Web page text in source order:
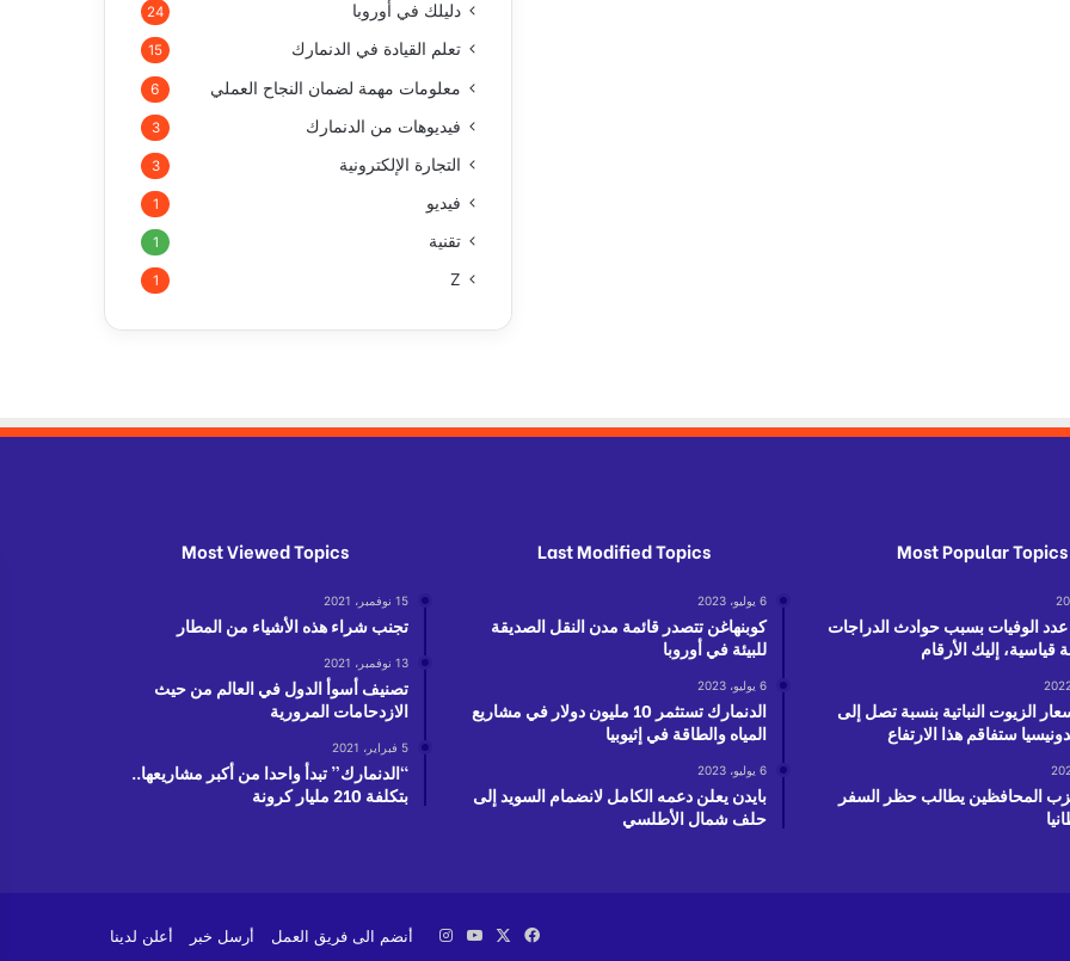
دليلك في أوروبا 24
تعلم القيادة في الدنمارك 15
معلومات مهمة لضمان النجاح العملي 6
فيديوهات من الدنمارك 3
التجارة الإلكترونية 3
فيديو 1
تقنية 1
Z
1
Most Popular Topics
الوفيات بسبب حوادث الدراجات
إليك الأرقام
الزيوت النباتية بنسبة تصل إلى
المحافظين يطالب حظر السفر
Last Modified Topics
6 يوليو، 2023
كوبنهاغن تتصدر قائمة مدن النقل الصديقة
للبيئة في أوروبا
6 يوليو، 2023
الدنمارك تستثمر 10 مليون دولار في مشاريع
المياه والطاقة في إثيوبيا
6 يوليو، 2023
بايدن يعلن دعمه الكامل لانضمام السويد إلى
حلف شمال الأطلسي
Most Viewed Topics
15 نوفمبر، 2021
تجنب شراء هذه الأشياء من المطار
13 نوفمبر، 2021
تصنيف أسوأ الدول في العالم من حيث
الازدحامات المرورية
5 فبراير، 2021
“الدنمارك” تبدأ واحدا من أكبر مشاريعها..
بتكلفة 210 مليار كرونة
أنضم الى فريق العمل أرسل خبر أعلن لدينا فيسبوك ‫YouTube
انستقرام